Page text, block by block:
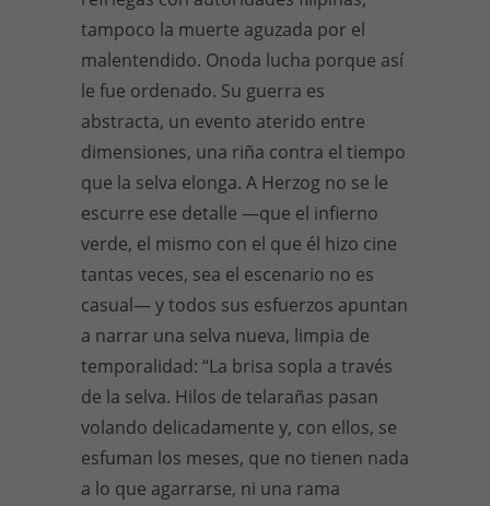
tampoco la muerte aguzada por el
malentendido. Onoda lucha porque así
le fue ordenado. Su guerra es
abstracta, un evento aterido entre
dimensiones, una riña contra el tiempo
que la selva elonga. A Herzog no se le
escurre ese detalle —que el infierno
verde, el mismo con el que él hizo cine
tantas veces, sea el escenario no es
casual— y todos sus esfuerzos apuntan
a narrar una selva nueva, limpia de
temporalidad: “La brisa sopla a través
de la selva. Hilos de telarañas pasan
volando delicadamente y, con ellos, se
esfuman los meses, que no tienen nada
a lo que agarrarse, ni una rama